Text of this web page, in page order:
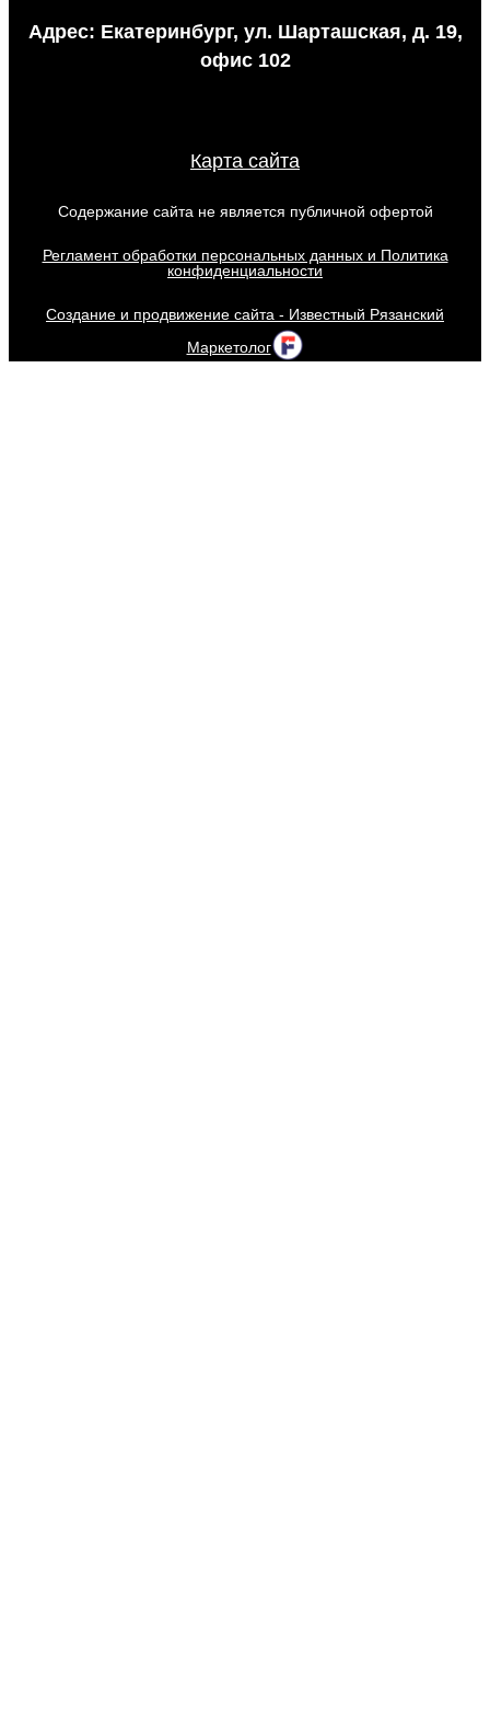
Адрес: Екатеринбург, ул. Шарташская, д. 19,
офис 102
Карта сайта
Содержание сайта не является публичной офертой
Регламент обработки персональных данных и Политика
конфиденциальности
Создание и продвижение сайта - Известный Рязанский
Маркетолог